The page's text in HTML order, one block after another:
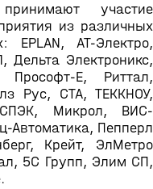
участие
из различных
EPLAN, АТ-Электро,
Электроникс,
Е, Риттал,
Рус, СТА, ТЕККНОУ,
Микрол, ВИС-
Автоматика, Пепперл
Крейт, ЭлМетро
5С Групп, Элим СП,